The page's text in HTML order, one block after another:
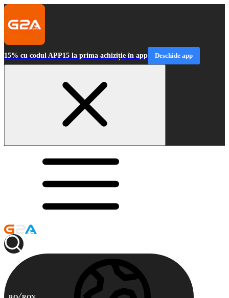
15% cu codul APP15 la prima achiziție în app Deschide app